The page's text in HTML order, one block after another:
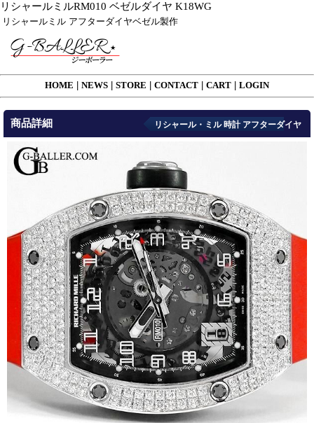
リシャールミルRM010 ベゼルダイヤ K18WG
リシャールミル アフターダイヤベゼル製作
HOME NEWS STORE CONTACT CART LOGIN
商品詳細 リシャール・ミル 時計 アフターダイヤ